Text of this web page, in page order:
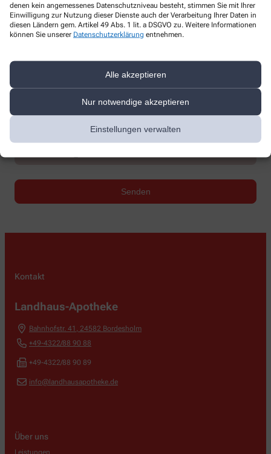
denen kein angemessenes Datenschutzniveau besteht, stimmen Sie mit Ihrer
Einwilligung zur Nutzung dieser Dienste auch der Verarbeitung Ihrer Daten in
diesen Ländern gem. Artikel 49 Abs. 1 lit. a DSGVO zu. Weitere Informationen
können Sie unserer Datenschutzerklärung entnehmen.
Alle akzeptieren
Nur notwendige akzeptieren
Einstellungen verwalten
Ich erkläre mich damit einverstanden, dass die von mir angegebenen
Daten elektronisch erfasst und gespeichert und meine Daten an die
von mir ausgesuchte Apotheke übergeben werden. Rechtsgrundlage
Ihre Daten werden ausschließlich zur Bearbeitung Ihrer Anfrage
verwendet. Weitere Informationen zum Datenschutz finden Sie unter
Sind Sie ein Mensch? Dann wählen Sie bitte
Kontakt
Landhaus-Apotheke
Bahnhofstr. 41 , 24582 Bordesholm
+49-4322/88 90 88
+49-4322/88 90 89
info@landhausapotheke.de
Über uns
Leistungen